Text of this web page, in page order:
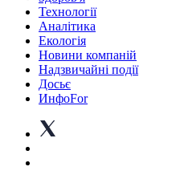
Технології
Аналітика
Екологія
Новини компаній
Надзвичайні події
Досьє
ИнфоFor